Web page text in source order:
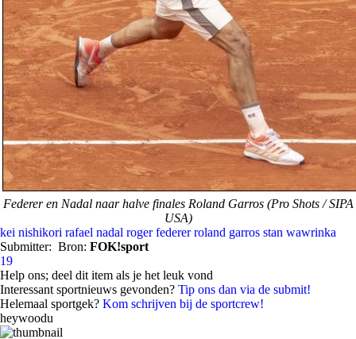
Federer en Nadal naar halve finales Roland Garros (Pro Shots / SIPA
USA)
kei nishikori rafael nadal roger federer roland garros stan wawrinka
Submitter: Bron: FOK!sport
19
Help ons; deel dit item als je het leuk vond
Interessant sportnieuws gevonden? Tip ons dan via de submit!
Helemaal sportgek? Kom schrijven bij de sportcrew!
heywoodu